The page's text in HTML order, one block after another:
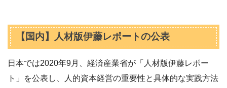
【国内】人材版伊藤レポートの公表
日本では2020年9月、経済産業省が「人材版伊藤レポー
ト」を公表し、人的資本経営の重要性と具体的な実践方法